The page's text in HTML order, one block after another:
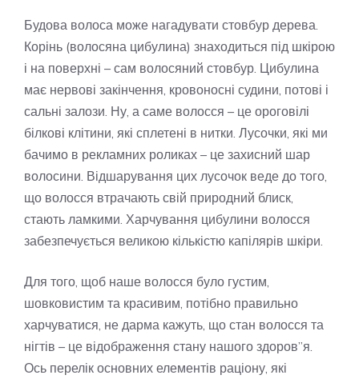
Будова волоса може нагадувати стовбур дерева.
Корінь (волосяна цибулина) знаходиться під шкірою
і на поверхні – сам волосяний стовбур. Цибулина
має нервові закінчення, кровоносні судини, потові і
сальні залози. Ну, а саме волосся – це ороговілі
білкові клітини, які сплетені в нитки. Лусочки, які ми
бачимо в рекламних роликах – це захисний шар
волосини. Відшарування цих лусочок веде до того,
що волосся втрачають свій природний блиск,
стають ламкими. Харчування цибулини волосся
забезпечується великою кількістю капілярів шкіри.
Для того, щоб наше волосся було густим,
шовковистим та красивим, потібно правильно
харчуватися, не дарма кажуть, що стан волосся та
нігтів – це відображення стану нашого здоров”я.
Ось перелік основних елементів раціону, які